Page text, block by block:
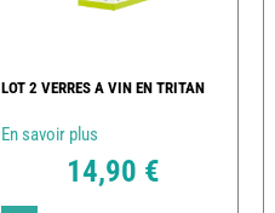
LOT 2 VERRES A VIN EN TRITAN
En savoir plus
14,90 €